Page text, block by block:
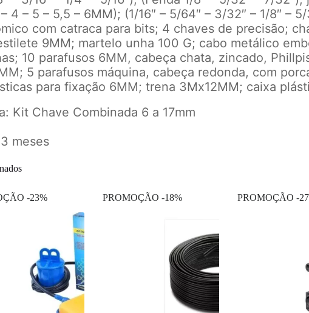
4 – 5 – 5,5 – 6MM); (1/16″ – 5/64″ – 3/32″ – 1/8″ –
com catraca para bits; 4 chaves de precisão;
9MM; martelo unha 100 G; cabo metálico
10 parafusos 6MM, cabeça chata, zincado,
5 parafusos máquina, cabeça redonda, com
para fixação 6MM; trena 3Mx12MM; caixa
Kit Chave Combinada 6 a 17mm
meses
-23% PROMOÇÃO -18% PROMOÇÃO -